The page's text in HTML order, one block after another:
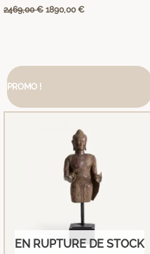
2469,00€ 1890,00€
PROMO !
EN RUPTURE DE STOCK
Le
1149,00 €.
Le
879,00 €.